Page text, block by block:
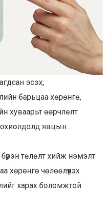
эсэх,
барьцаа хөрөнгө,
хуваарьт өөрчлөлт
явцын
төлөлт хийж нэмэлт
хөрөнгө чөлөөлүүлэх
харах боломжтой